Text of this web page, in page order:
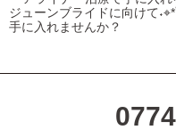
ジューンブライドに向けて
手に入れませんか？